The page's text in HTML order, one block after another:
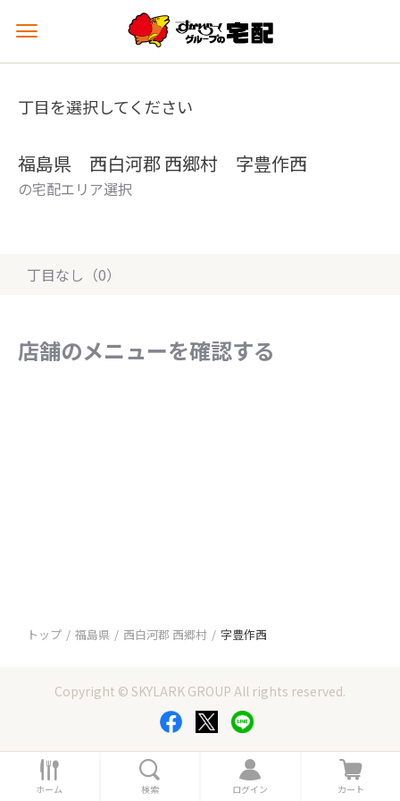
メ
ュ
を
丁目を選択してください
福島県 西白河郡 西郷村 字豊作西
の宅配エリア選択
丁目なし（0）
店舗のメニューを確認する
トップ 福島県 西白河郡 西郷村 字豊作西
Copyright © SKYLARK GROUP All rights reserved.
ホ
ー
ホーム 索
検索
ロ
グ
ログイン
カ
ー
カート